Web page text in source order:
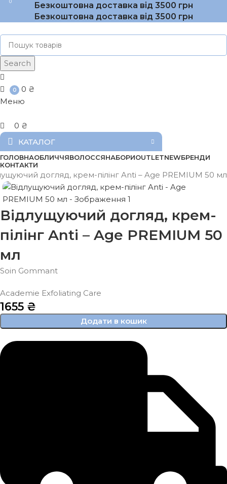
Безкоштовна доставка від 3500 грн
Безкоштовна доставка від 3500 грн
Search
0 0 ₴
Меню
0
0 ₴
КАТАЛОГ
ГОЛОВНАОБЛИЧЧЯВОЛОССЯНАБОРИOUTLETNEWБРЕНДИ
КОНТАКТИ
догляд, крем-пілінг Anti – Age PREMIUM 50 мл
Відлущуючий догляд, крем-
пілінг Anti – Age PREMIUM 50
мл
Soin Gommant
Academie Exfoliating Care
1655 ₴
Додати в кошик